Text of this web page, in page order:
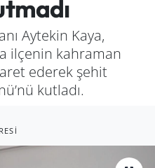
Aytekin Kaya,
ilçenin kahraman
ederek şehit
kutladı.